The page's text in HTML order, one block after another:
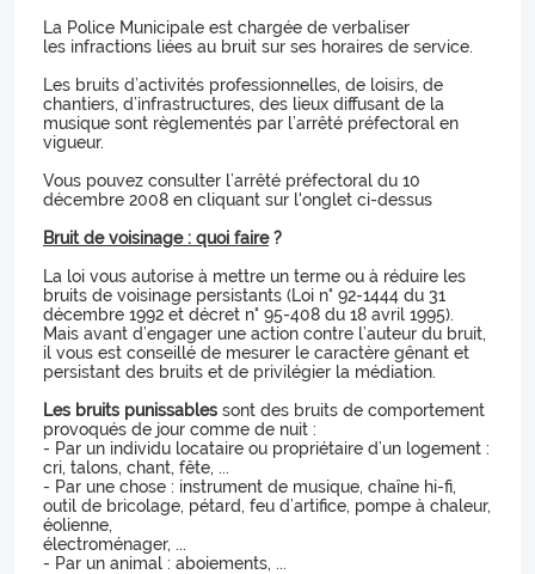
La Police Municipale est chargée de verbaliser
les infractions liées au bruit sur ses horaires de service.
Les bruits d’activités professionnelles, de loisirs, de
chantiers, d’infrastructures, des lieux diffusant de la
musique sont règlementés par l’arrêté préfectoral en
vigueur.
Vous pouvez consulter l’arrêté préfectoral du 10
décembre 2008 en cliquant sur l'onglet ci-dessus
Bruit de voisinage : quoi faire?
La loi vous autorise à mettre un terme ou à réduire les
bruits de voisinage persistants (Loi n° 92-1444 du 31
décembre 1992 et décret n° 95-408 du 18 avril 1995).
Mais avant d’engager une action contre l’auteur du bruit,
il vous est conseillé de mesurer le caractère gênant et
persistant des bruits et de privilégier la médiation.
Les bruits punissables sont des bruits de comportement
provoqués de jour comme de nuit :
- Par un individu locataire ou propriétaire d’un logement :
cri, talons, chant, fête, ...
- Par une chose : instrument de musique, chaîne hi-fi,
outil de bricolage, pétard, feu d’artifice, pompe à chaleur,
éolienne,
électroménager, ...
- Par un animal : aboiements, ...